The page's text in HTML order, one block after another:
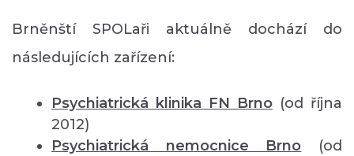
Brněnští SPOLaři aktuálně dochází do
následujících zařízení:
Psychiatrická klinika FN Brno (od října
2012)
Psychiatrická nemocnice Brno
(od